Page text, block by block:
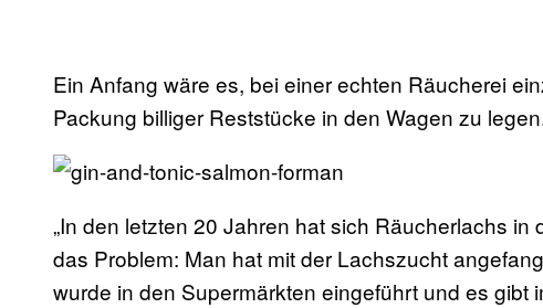
Ein Anfang wäre es, bei einer echten Räucherei
Packung billiger Reststücke in den Wagen zu
„In den letzten 20 Jahren hat sich Räucherlachs
das Problem: Man hat mit der Lachszucht
wurde in den Supermärkten eingeführt und es gibt